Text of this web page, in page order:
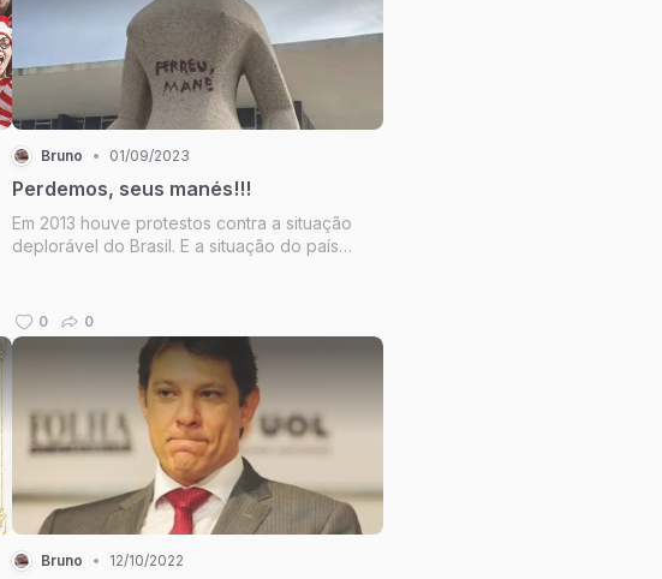
Bruno • 01/09/2023
Perdemos, seus manés!!!
Em 2013 houve protestos contra a situação
deplorável do Brasil. E a situação do país
0 0
Bruno • 12/10/2022